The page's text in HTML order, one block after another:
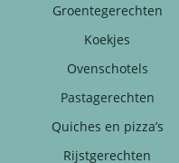
Groentegerechten
Koekjes
Ovenschotels
Pastagerechten
Quiches en pizza’s
Rijstgerechten